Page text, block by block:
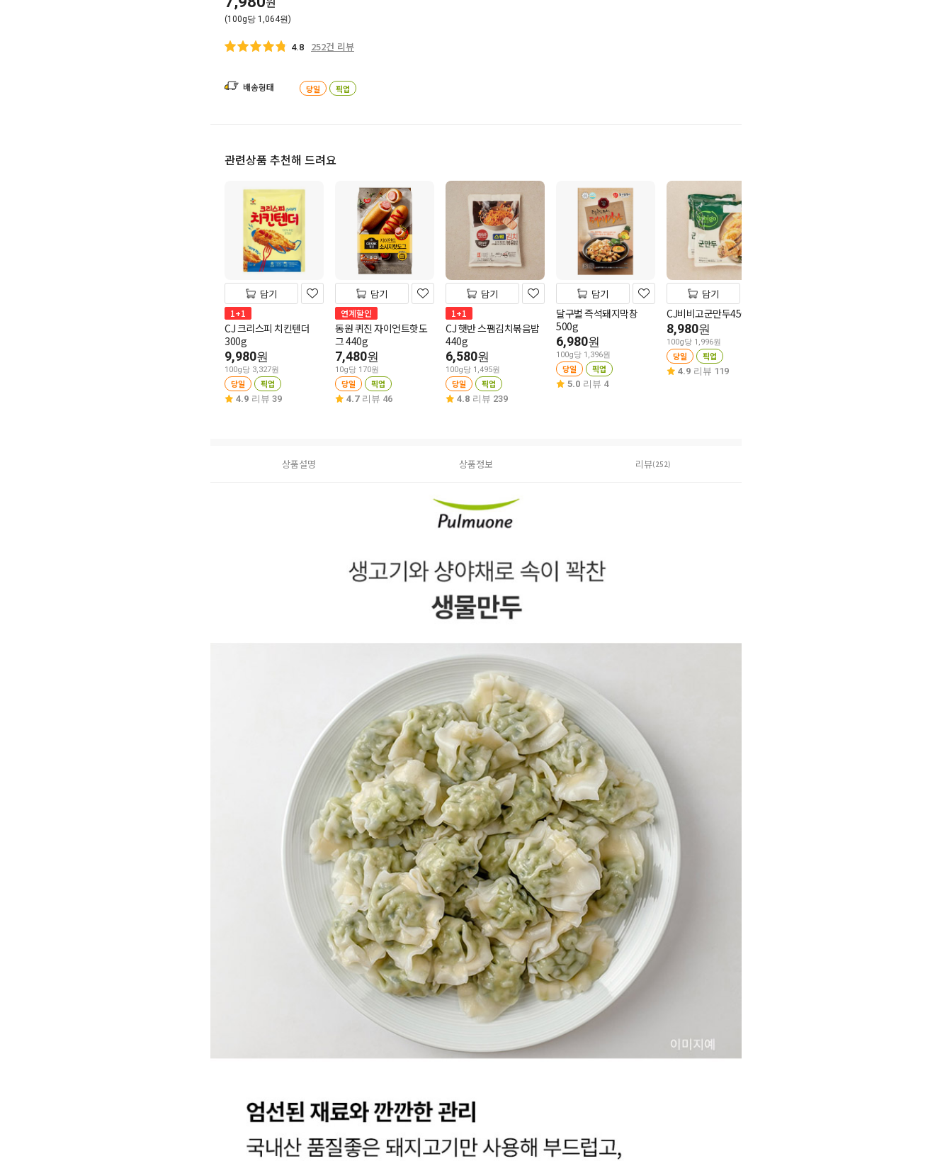
(100g당 1,064원)
4.8 252건 리뷰
배송형태 당일 픽업
관련상품 추천해 드려요
담기
1+1
CJ 크리스피 치킨텐더
300g
9,980원
100g당 3,327원
당일 픽업
4.9 리뷰 39
담기
연계할인
동원 퀴진 자이언트핫도
그 440g
7,480원
10g당 170원
당일 픽업
4.7 리뷰 46
담기
1+1
CJ 햇반 스팸김치볶음밥
440g
6,580원
100g당 1,495원
당일 픽업
4.8 리뷰 239
담기
달구벌 즉석돼지막창
500g
6,980원
100g당 1,396원
당일 픽업
5.0 리뷰 4
담기
CJ비비고군만두450g*2
8,980원
100g당 1,996원
당일 픽업
4.9 리뷰 119
상품설명 상품정보 리뷰(252)